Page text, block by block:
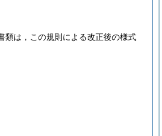
類は，この規則による改正後の様式